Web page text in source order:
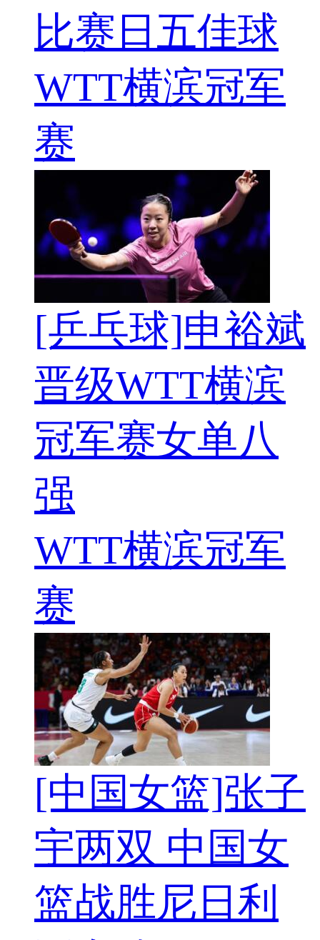
比赛日五佳球
WTT横滨冠军
赛
[乒乓球]申裕斌
晋级WTT横滨
冠军赛女单八
强
WTT横滨冠军
赛
[中国女篮]张子
宇两双 中国女
篮战胜尼日利